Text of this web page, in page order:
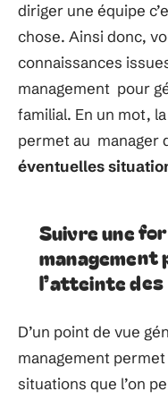
diriger une équipe
chose. Ainsi donc,
connaissances
management pour
familial. En un mot,
permet au manager
éventuelles
Suivre une
l’atteinte
D’un point de vue
management
situations que l’on